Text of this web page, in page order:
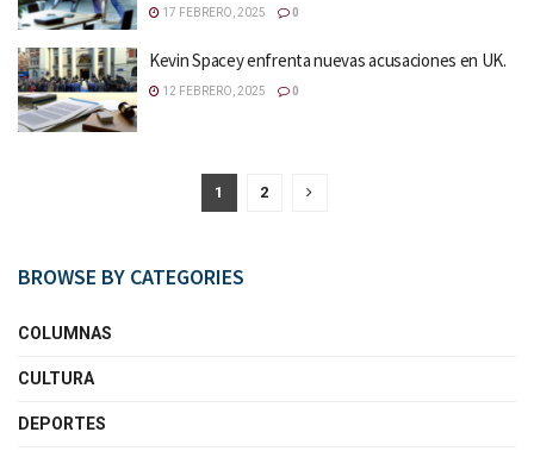
17 FEBRERO, 2025 0
Kevin Spacey enfrenta nuevas acusaciones en UK.
12 FEBRERO, 2025 0
1 2
BROWSE BY CATEGORIES
COLUMNAS
CULTURA
DEPORTES